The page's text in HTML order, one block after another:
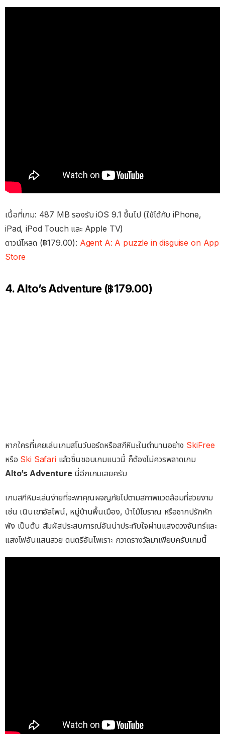
เนื้อที่เกม: 487 MB รองรับ iOS 9.1 ขึ้นไป (ใช้ได้กับ iPhone,
iPad, iPod Touch และ Apple TV)
ดาวน์โหลด (฿179.00): Agent A: A puzzle in disguise on App
Store
4. Alto’s Adventure (฿179.00)
หากใครที่เคยเล่นเกมสโนว์บอร์ดหรือสกีหิมะในตำนานอย่าง SkiFree
หรือ Ski Safariแล้วชื่นชอบเกมแนวนี้ ก็ต้องไม่ควรพลาดเกม
Alto’s Adventureนี่อีกเกมเลยครับ
เกมสกีหิมะเล่นง่ายที่จะพาคุณผจญภัยไปตามสภาพแวดล้อมที่สวยงาม
เช่น เนินเขาอัลไพน์, หมู่บ้านพื้นเมือง, ป่าไม้โบราณ หรือซากปรักหัก
พัง เป็นต้น สัมผัสประสบการณ์อันน่าประทับใจผ่านแสงดวงจันทร์และ
แสงไฟอันแสนสวย ดนตรีอันไพเราะ กวาดรางวัลมาเพียบครับเกมนี้